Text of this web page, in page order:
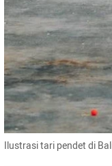
Ilustrasi tari pendet di